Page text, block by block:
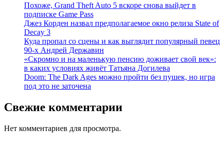
Похоже, Grand Theft Auto 5 вскоре снова выйдет в
подписке Game Pass
Джез Корден назвал предполагаемое окно релиза State of
Decay 3
Куда пропал со сцены и как выглядит популярный певец
90-х Андрей Державин
«Скромно и на маленькую пенсию доживает свой век»:
в каких условиях живёт Татьяна Догилева
Doom: The Dark Ages можно пройти без пушек, но игра
под это не заточена
Свежие комментарии
Нет комментариев для просмотра.